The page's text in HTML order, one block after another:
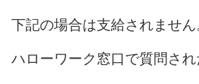
下記の場合は支給されません
ハローワーク窓口で質問さ